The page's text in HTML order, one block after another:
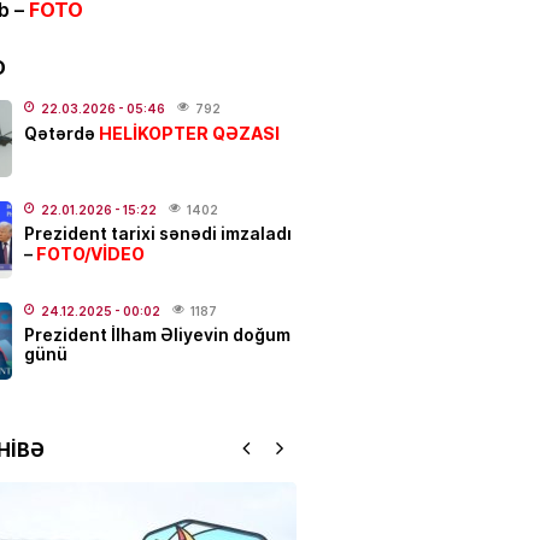
- 21:20
- 17:01
Xose vəfat edib? –
gün:
165
– FOTO
22.03.2026 - 05:46 792
Qətərdə HELİKOPTER QƏZASI
22.01.2026 - 15:22 1402
Prezident tarixi sənədi imzaladı
– FOTO/VİDEO
24.12.2025 - 00:02 1187
Prezident İlham Əliyevin doğum
günü